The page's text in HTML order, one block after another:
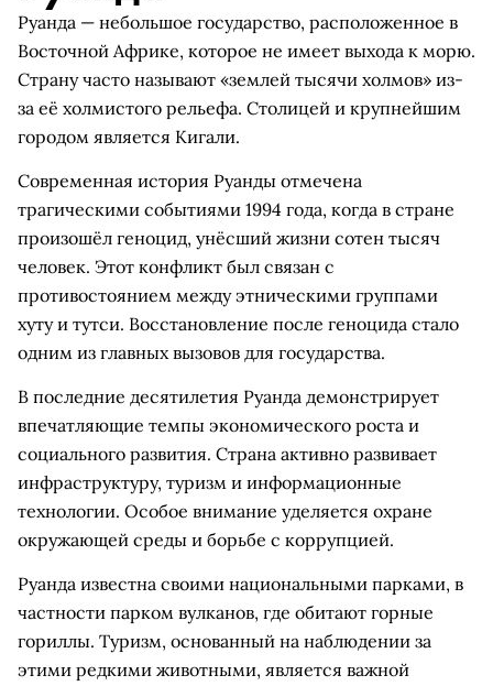
Руанда — небольшое государство, расположенное в
Восточной Африке, которое не имеет выхода к морю.
Страну часто называют «землей тысячи холмов» из-
за её холмистого рельефа. Столицей и крупнейшим
городом является Кигали.
Современная история Руанды отмечена
трагическими событиями 1994 года, когда в стране
произошёл геноцид, унёсший жизни сотен тысяч
человек. Этот конфликт был связан с
противостоянием между этническими группами
хуту и тутси. Восстановление после геноцида стало
одним из главных вызовов для государства.
В последние десятилетия Руанда демонстрирует
впечатляющие темпы экономического роста и
социального развития. Страна активно развивает
инфраструктуру, туризм и информационные
технологии. Особое внимание уделяется охране
окружающей среды и борьбе с коррупцией.
Руанда известна своими национальными парками, в
частности парком вулканов, где обитают горные
гориллы. Туризм, основанный на наблюдении за
этими редкими животными, является важной